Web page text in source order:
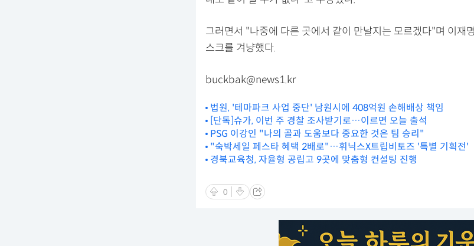
그러면서 "나중에 다른 곳에서 같이 만날지는 모르겠다"며 이재
스크를 겨냥했다.
buckbak@news1.kr
법원, '테마파크 사업 중단' 남원시에 408억원 손해배상 책임
[단독]슈가, 이번 주 경찰 조사받기로…이르면 오늘 출석
PSG 이강인 "나의 골과 도움보다 중요한 것은 팀 승리"
"숙박세일 페스타 혜택 2배로"…휘닉스X트립비토즈 '특별 기획전'
경북교육청, 자율형 공립고 9곳에 맞춤형 컨설팅 진행
0